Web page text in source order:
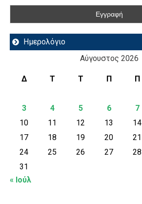
Ημερολόγιο
Αύγουστος 2026
Δ Τ Τ Π Π
3
4 5 6 7
10
11 12 13 14
17
18 19 20 21
24
25 26 27 28
31
« Ιούλ